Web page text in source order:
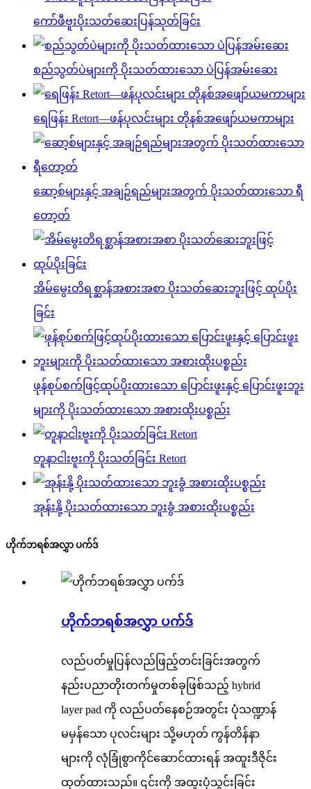
ကော်ဖီဗူးပိုးသတ်ဆေးပြန်သုတ်ခြင်း
စည်သွတ်ပဲများကို ပိုးသတ်ထားသော ပဲပြန်အမ်းဆေး
ရေဖြန်း Retort—ဖန်ပုလင်းများ တိုနစ်အဖျော်ယမကာများ
ဆော့စ်များနှင့် အချဉ်ရည်များအတွက် ပိုးသတ်ထားသော ရီ
တော့တ်
အိမ်မွေးတိရစ္ဆာန်အစားအစာ ပိုးသတ်ဆေးဘူးဖြင့် ထုပ်ပိုး
ခြင်း
ဖုန်စုပ်စက်ဖြင့်ထုပ်ပိုးထားသော ပြောင်းဖူးနှင့် ပြောင်းဖူးဘူး
များကို ပိုးသတ်ထားသော အစားထိုးပစ္စည်း
တူနာငါးဗူးကို ပိုးသတ်ခြင်း Retort
အုန်းနို့ ပိုးသတ်ထားသော ဘူးခွံ အစားထိုးပစ္စည်း
ဟိုက်ဘရစ်အလွှာ ပက်ဒ်
ဟိုက်ဘရစ်အလွှာ ပက်ဒ်
လည်ပတ်မှုပြန်လည်ဖြည့်တင်းခြင်းအတွက်
နည်းပညာတိုးတက်မှုတစ်ခုဖြစ်သည့် hybrid
layer pad ကို လည်ပတ်နေစဉ်အတွင်း ပုံသဏ္ဍာန်
မမှန်သော ပုလင်းများ သို့မဟုတ် ကွန်တိန်နာ
များကို လုံခြုံစွာကိုင်ဆောင်ထားရန် အထူးဒီဇိုင်း
ထုတ်ထားသည်။ ၎င်းကို အထူးပုံသွင်းခြင်း